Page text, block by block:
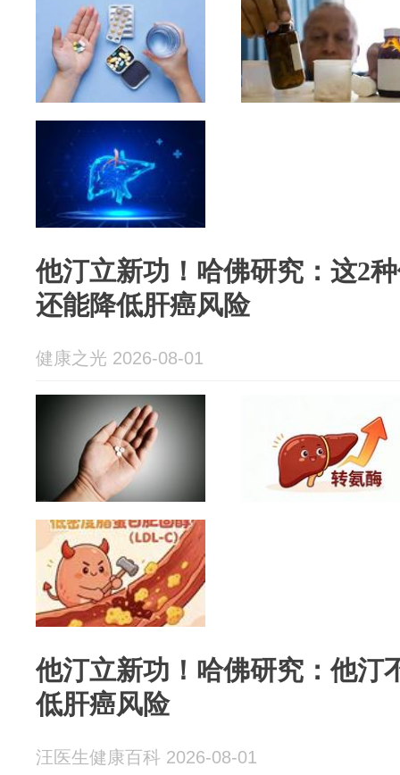
他汀立新功！哈佛研究：这2
还能降低肝癌风险
健康之光 2026-08-01
他汀立新功！哈佛研究：他汀
低肝癌风险
汪医生健康百科 2026-08-01